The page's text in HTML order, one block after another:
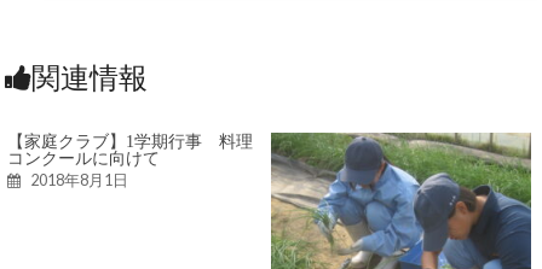
関連情報
【家庭クラブ】1学期行事 料理
コンクールに向けて
2018年8月1日